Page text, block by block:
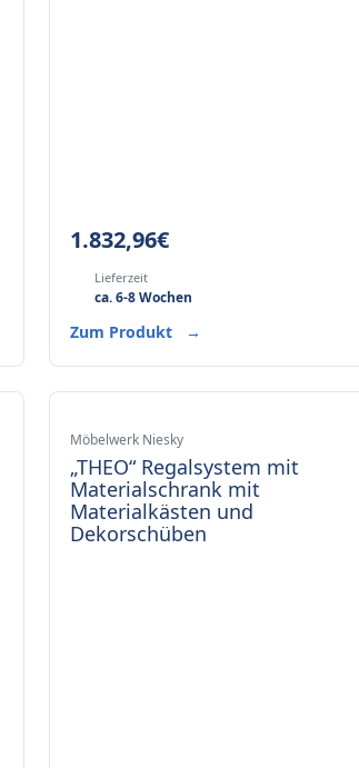
1.832,96€
Lieferzeit
ca. 6-8 Wochen
Zum Produkt →
Möbelwerk Niesky
„THEO“ Regalsystem mit
Materialschrank mit
Materialkästen und
Dekorschüben